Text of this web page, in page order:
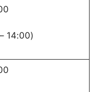
– 14:00)